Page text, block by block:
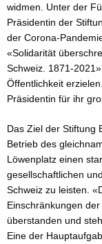
widmen. Unter der
Präsidentin der
der Corona-
«Solidarität
Schweiz. 1871-
Öffentlichkeit
Präsidentin für ihr
Das Ziel der Stiftung
Betrieb des
Löwenplatz einen
gesellschaftlichen
Schweiz zu leisten.
Einschränkungen
überstanden und
Eine der